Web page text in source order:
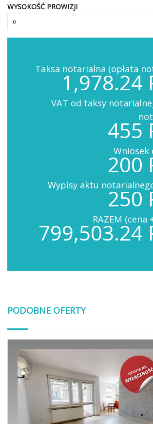
WYSOKOŚĆ PROWIZJI
Taksa notarialna (opłata
1,978.24
VAT od taksy
455
Wniosek
200
Wypisy aktu 250
RAZEM (cena
799,503.24
PODOBNE OFERTY